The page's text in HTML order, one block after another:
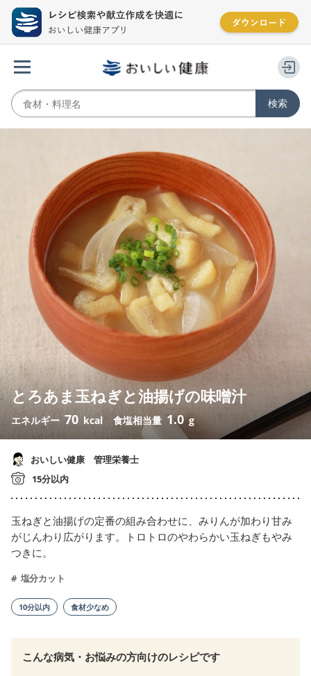
とろあま玉ねぎと油揚げの味噌汁
エネルギー 70 kcal 食塩相当量 1.0 g
おいしい健康 管理栄養士
15分以内
玉ねぎと油揚げの定番の組み合わせに、みりんが加わり甘み
がじんわり広がります。トロトロのやわらかい玉ねぎもやみ
つきに。
塩分カット
10分以内 食材少なめ
こんな病気・お悩みの方向けのレシピです